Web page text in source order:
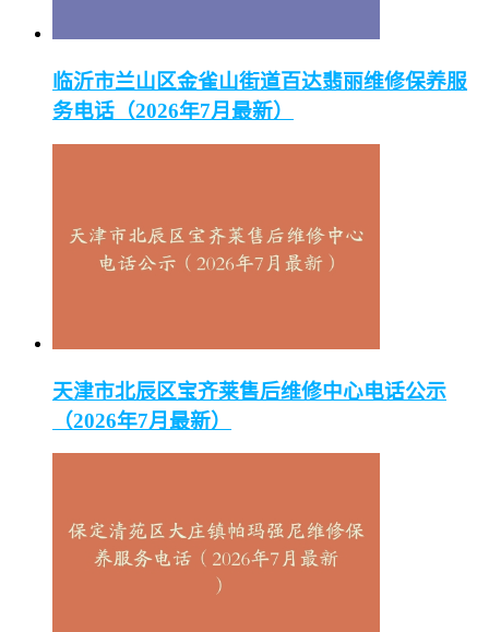
临沂市兰山区金雀山街道百达翡丽维修保养服
务电话（2026年7月最新）
天津市北辰区宝齐莱售后维修中心电话公示
（2026年7月最新）